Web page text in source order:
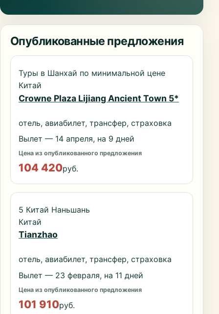
Опубликованные предложения
Туры в Шанхай по минимальной цене
Китай
Crowne Plaza Lijiang Ancient Town 5*
отель, авиабилет, трансфер, страховка
Вылет — 14 апреля, на 9 дней
Цена из опубликованного предложения
104 420руб.
5 Китай Наньшань
Китай
Tianzhao
отель, авиабилет, трансфер, страховка
Вылет — 23 февраля, на 11 дней
Цена из опубликованного предложения
101 910руб.